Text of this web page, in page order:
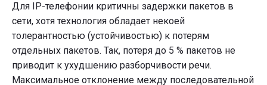
Для IP-телефонии критичны задержки пакетов в
сети, хотя технология обладает некоей
толерантностью (устойчивостью) к потерям
отдельных пакетов. Так, потеря до 5 % пакетов не
приводит к ухудшению разборчивости речи.
Максимальное отклонение между последовательной